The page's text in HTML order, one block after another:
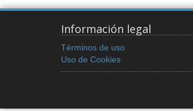
Información legal
Términos de uso
Uso de Cookies